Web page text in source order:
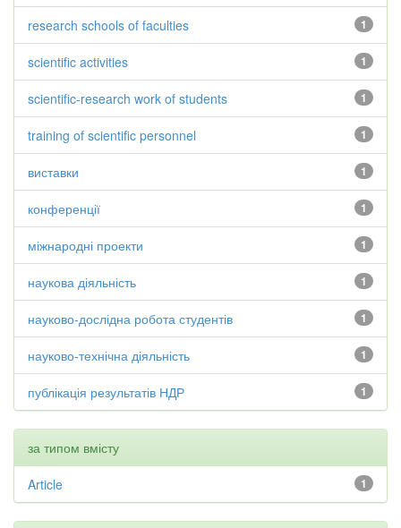
1
research schools of faculties
1
scientific activities
1
scientific-research work of students
1
training of scientific personnel
1
виставки
1
конференції
1
міжнародні проекти
1
наукова діяльність
1
науково-дослідна робота студентів
1
науково-технічна діяльність
1
публікація результатів НДР
за типом вмісту
1
Article